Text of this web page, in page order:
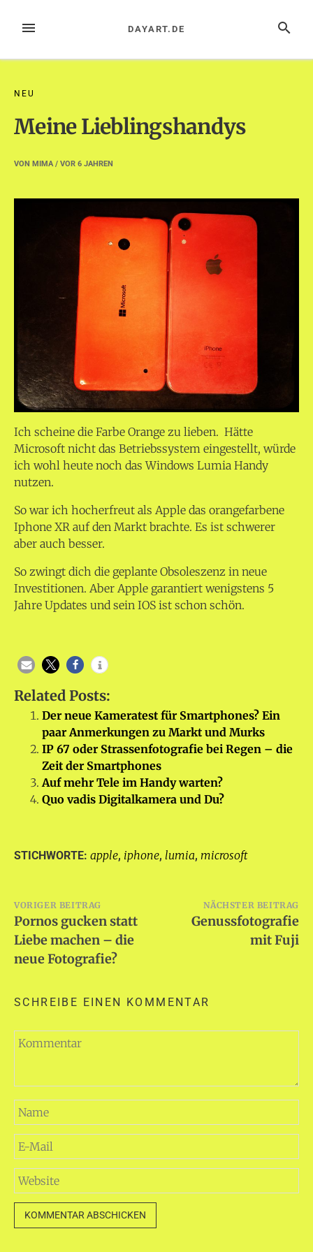
InhaltMENÜ SUCHE
DAYART.DE
NEU
Meine Lieblingshandys
VON MIMA/ VOR 6 JAHREN
Ich scheine die Farbe Orange zu lieben. Hätte
Microsoft nicht das Betriebssystem eingestellt, würde
ich wohl heute noch das Windows Lumia Handy
nutzen.
So war ich hocherfreut als Apple das orangefarbene
Iphone XR auf den Markt brachte. Es ist schwerer
aber auch besser.
So zwingt dich die geplante Obsoleszenz in neue
Investitionen. Aber Apple garantiert wenigstens 5
Jahre Updates und sein IOS ist schon schön.
Related Posts:
Der neue Kameratest für Smartphones? Ein
paar Anmerkungen zu Markt und Murks
IP 67 oder Strassenfotografie bei Regen – die
Zeit der Smartphones
Auf mehr Tele im Handy warten?
Quo vadis Digitalkamera und Du?
STICHWORTE: apple, iphone, lumia, microsoft
Beitragsnavigation
VORIGER BEITRAG
Pornos gucken statt
Liebe machen – die
neue Fotografie?
NÄCHSTER BEITRAG
Genussfotografie
mit Fuji
SCHREIBE EINEN KOMMENTAR